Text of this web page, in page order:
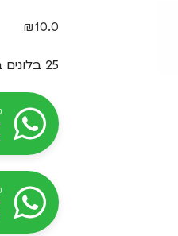
₪10.0
25 בלונים במארז